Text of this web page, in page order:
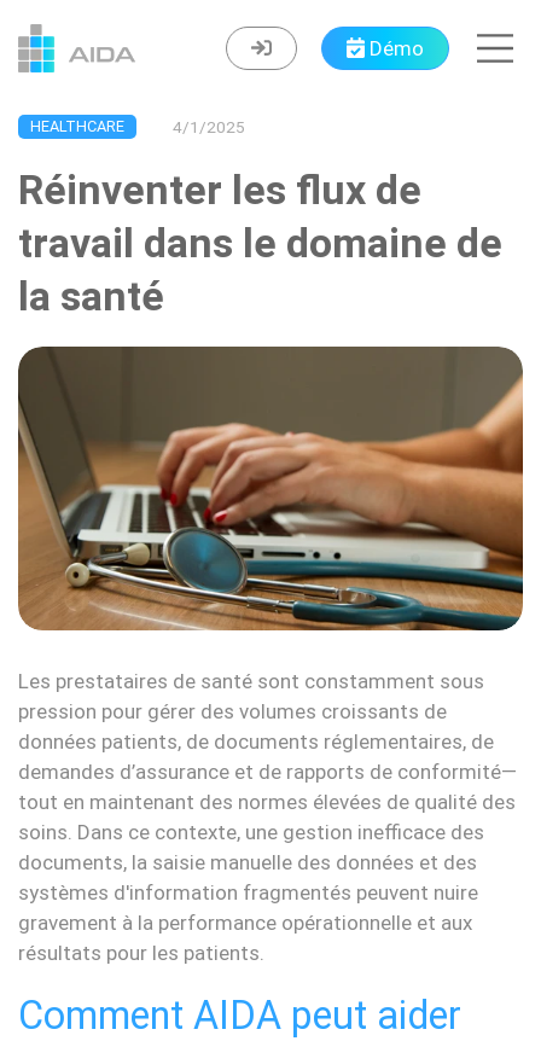
Démo
HEALTHCARE 4/1/2025
Réinventer les flux de
travail dans le domaine de
la santé
Les prestataires de santé sont constamment sous
pression pour gérer des volumes croissants de
données patients, de documents réglementaires, de
demandes d’assurance et de rapports de conformité—
tout en maintenant des normes élevées de qualité des
soins. Dans ce contexte, une gestion inefficace des
documents, la saisie manuelle des données et des
systèmes d'information fragmentés peuvent nuire
gravement à la performance opérationnelle et aux
résultats pour les patients.
Comment AIDA peut aider